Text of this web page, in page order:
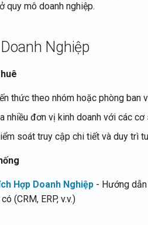
quy mô doanh nghiệp.
Nghiệp
thức theo nhóm hoặc phòng ban
nhiều đơn vị kinh doanh với các
soát truy cập chi tiết và duy trì
Hợp Doanh Nghiệp - Hướng
(CRM, ERP, v.v.)